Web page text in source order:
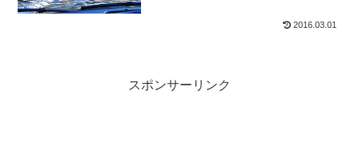
2016.03.01
スポンサーリンク